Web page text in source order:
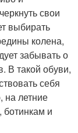
свои
выбирать
колена,
забывать о
В такой обуви,
себя
на летние
ботинкам и